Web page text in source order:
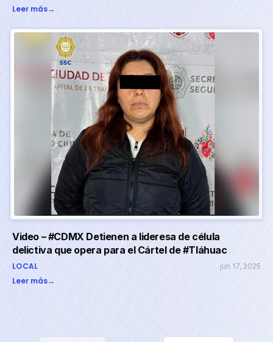
Leer más→
Video – #CDMX Detienen a lideresa de célula
delictiva que opera para el Cártel de #Tláhuac
LOCAL jun 17, 2025
Leer más→